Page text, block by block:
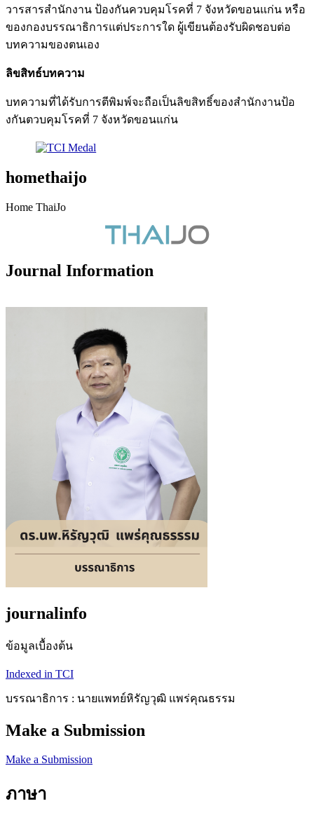
วารสารสำนักงาน ป้องกันควบคุมโรคที่ 7 จังหวัดขอนแก่น หรือ
ของกองบรรณาธิการแต่ประการใด ผู้เขียนต้องรับผิดชอบต่อ
บทความของตนเอง
ลิขสิทธ์บทความ
บทความที่ได้รับการตีพิมพ์จะถือเป็นลิขสิทธิ์ของสำนักงานป้อ
งกันตวบคุมโรคที่ 7 จังหวัดขอนแก่น
homethaijo
Home ThaiJo
Journal Information
journalinfo
ข้อมูลเบื้องต้น
Indexed in TCI
บรรณาธิการ : นายแพทย์หิรัญวุฒิ แพร่คุณธรรม
Make a Submission
Make a Submission
ภาษา